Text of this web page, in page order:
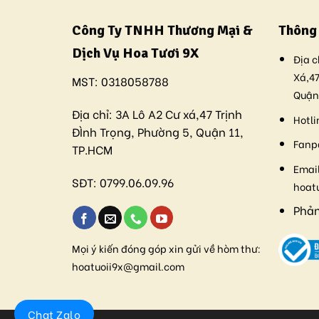
Công Ty TNHH Thương Mại &
Dịch Vụ Hoa Tươi 9X
MST: 0318058788
Địa chỉ: 3A Lô A2 Cư xá,47 Trịnh
ĐÌnh Trọng, Phường 5, Quận 11,
TP.HCM
SĐT: 0799.06.09.96
Mọi ý kiến đóng góp xin gửi về hòm thư:
hoatuoii9x@gmail.com
Địa
Chat Zalo